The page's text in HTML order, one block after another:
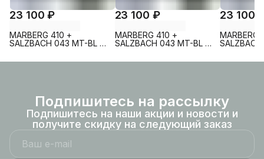
23 100 ₽
MARBERG 410 +
SALZBACH 043 MT-BL +
23 100 ₽
MARBERG 410 +
SALZBACH 043 MT-BL +
23 100
MARBERG
Подпишитесь на рассылку
Подпишитесь на наши акции и новости и
получите скидку на следующий заказ